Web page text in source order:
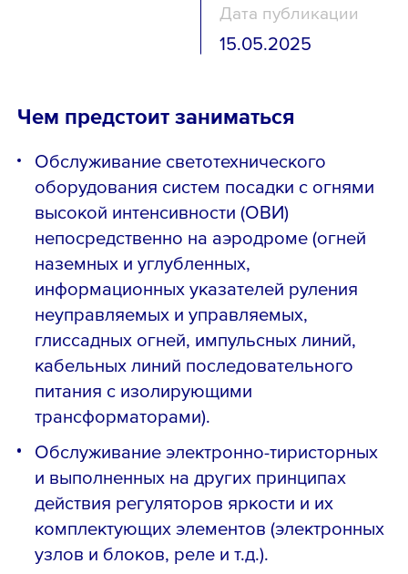
Дата публикации
15.05.2025
Чем предстоит заниматься
Обслуживание светотехнического
оборудования систем посадки с огнями
высокой интенсивности (ОВИ)
непосредственно на аэродроме (огней
наземных и углубленных,
информационных указателей руления
неуправляемых и управляемых,
глиссадных огней, импульсных линий,
кабельных линий последовательного
питания с изолирующими
трансформаторами).
Обслуживание электронно-тиристорных
и выполненных на других принципах
действия регуляторов яркости и их
комплектующих элементов (электронных
узлов и блоков, реле и т.д.).